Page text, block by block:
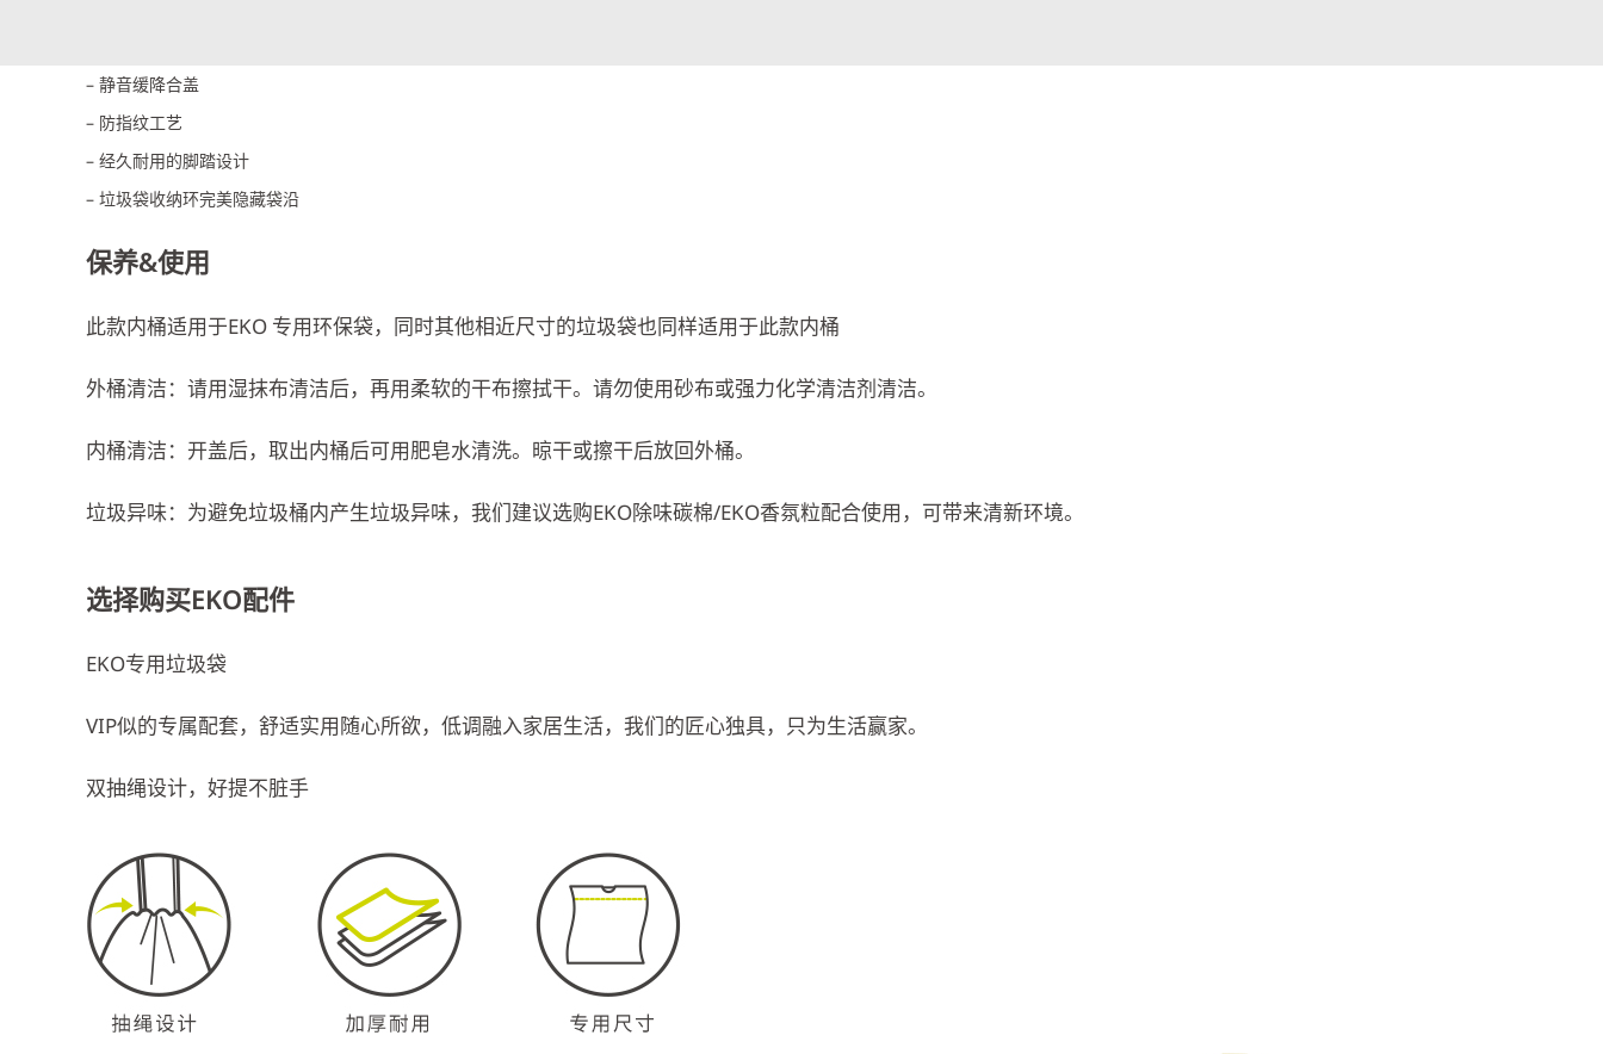
– 静音缓降合盖
– 防指纹工艺
– 经久耐用的脚踏设计
– 垃圾袋收纳环完美隐藏袋沿
保养&使用
此款内桶适用于EKO 专用环保袋，同时其他相近尺寸的垃圾袋也同样适用于此款内桶
外桶清洁：请用湿抹布清洁后，再用柔软的干布擦拭干。请勿使用砂布或强力化学清洁剂清洁。
内桶清洁：开盖后，取出内桶后可用肥皂水清洗。晾干或擦干后放回外桶。
垃圾异味：为避免垃圾桶内产生垃圾异味，我们建议选购EKO除味碳棉/EKO香氛粒配合使用，可带来清新环境。
选择购买EKO配件
EKO专用垃圾袋
VIP似的专属配套，舒适实用随心所欲，低调融入家居生活，我们的匠心独具，只为生活赢家。
双抽绳设计，好提不脏手